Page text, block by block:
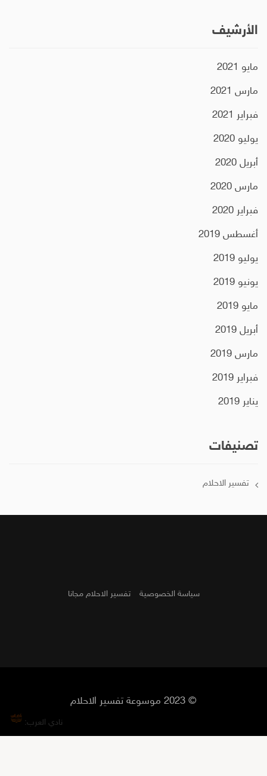
الأرشيف
مايو 2021
مارس 2021
فبراير 2021
يوليو 2020
أبريل 2020
مارس 2020
فبراير 2020
أغسطس 2019
يوليو 2019
يونيو 2019
مايو 2019
أبريل 2019
مارس 2019
فبراير 2019
يناير 2019
تصنيفات
تفسير الاحلام
سياسة الخصوصية تفسير الاحلام مجانا
© 2023 موسوعة تفسير الاحلام
نادي العرب: